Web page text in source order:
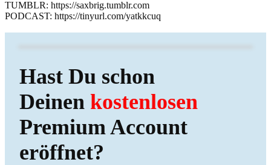
TUMBLR: https://saxbrig.tumblr.com
PODCAST: https://tinyurl.com/yatkkcuq
Hast Du schon
Deinen kostenlosen
Premium Account
eröffnet?